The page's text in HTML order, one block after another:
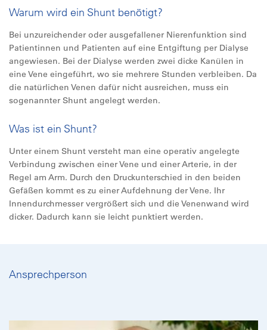
Warum wird ein Shunt benötigt?
Bei unzureichender oder ausgefallener Nierenfunktion sind
Patientinnen und Patienten auf eine Entgiftung per Dialyse
angewiesen. Bei der Dialyse werden zwei dicke Kanülen in
eine Vene eingeführt, wo sie mehrere Stunden verbleiben. Da
die natürlichen Venen dafür nicht ausreichen, muss ein
sogenannter Shunt angelegt werden.
Was ist ein Shunt?
Unter einem Shunt versteht man eine operativ angelegte
Verbindung zwischen einer Vene und einer Arterie, in der
Regel am Arm. Durch den Druckunterschied in den beiden
Gefäßen kommt es zu einer Aufdehnung der Vene. Ihr
Innendurchmesser vergrößert sich und die Venenwand wird
dicker. Dadurch kann sie leicht punktiert werden.
Ansprechperson